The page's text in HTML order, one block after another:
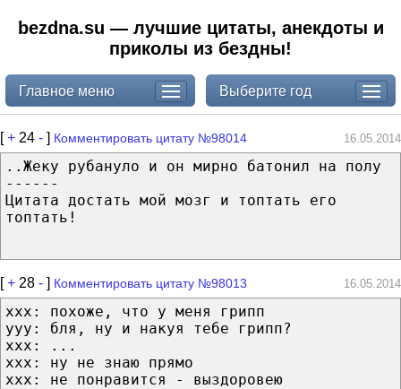
bezdna.su — лучшие цитаты, анекдоты и
приколы из бездны!
Главное меню Выберите год
[+ 24 - ] Комментировать цитату №98014 16.05.2014
..Жеку рубануло и он мирно батонил на полу
------
Цитата достать мой мозг и топтать его
топтать!
[+ 28 - ] Комментировать цитату №98013 16.05.2014
xxx: похоже, что у меня грипп
yyy: бля, ну и накуя тебе грипп?
xxx: ...
xxx: ну не знаю прямо
xxx: не понравится - выздоровею